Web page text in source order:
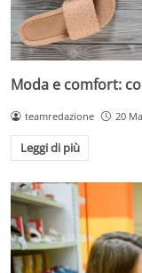
Moda e comfort:
teamredazione 20
Leggi di più